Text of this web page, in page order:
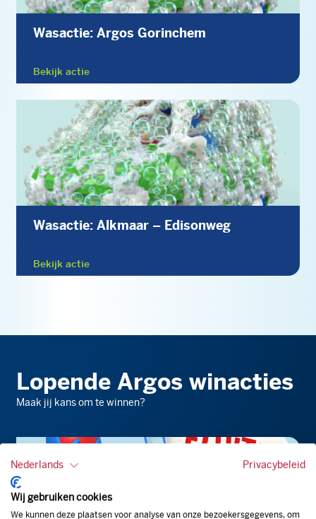
Wasactie: Argos Gorinchem
Bekijk actie
Wasactie: Alkmaar – Edisonweg
Bekijk actie
Lopende Argos winacties
Maak jij kans om te winnen?
Nederlands Privacybeleid
Wij gebruiken cookies
We kunnen deze plaatsen voor analyse van onze bezoekersgegevens, om